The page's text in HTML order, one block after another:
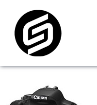
content
iMCheck APP